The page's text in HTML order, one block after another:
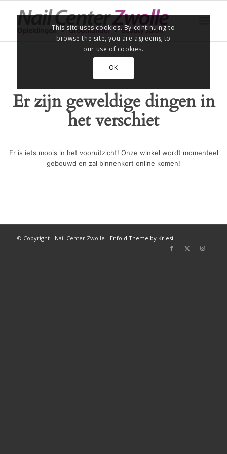
Er zijn geweldige dingen in
het verschiet
Er is iets moois in het vooruitzicht! Onze winkel wordt momenteel
gebouwd en zal binnenkort online komen!
© Copyright - Nail Center Zwolle - Enfold Theme by Kriesi
This site uses cookies. By continuing to
browse the site, you are agreeing to
our use of cookies.
OK